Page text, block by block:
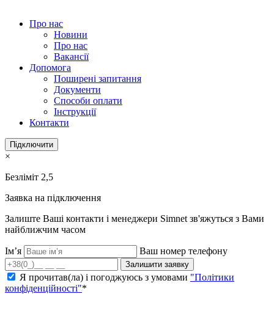
Про нас
Новини
Про нас
Вакансії
Допомога
Поширені запитання
Документи
Способи оплати
Інструкції
Контакти
Підключити
×
Безліміт 2,5
Заявка на підключення
Залиште Ваші контакти і менеджери Simnet зв'яжуться з Вами
найближчим часом
Ім’я Ваш номер телефону
Залишити заявку
Я прочитав(ла) і погоджуюсь з умовами "Політики
конфіденційності"*